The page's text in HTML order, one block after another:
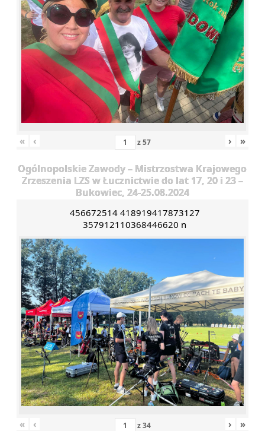
« ‹ z57 › »
Ogólnopolskie Zawody – Mistrzostwa Krajowego
Zrzeszenia LZS w Łucznictwie do lat 17, 20 i 23 –
Bukowiec, 24-25.08.2024
456672514 418919417873127
357912110368446620 n
« ‹ z34 › »